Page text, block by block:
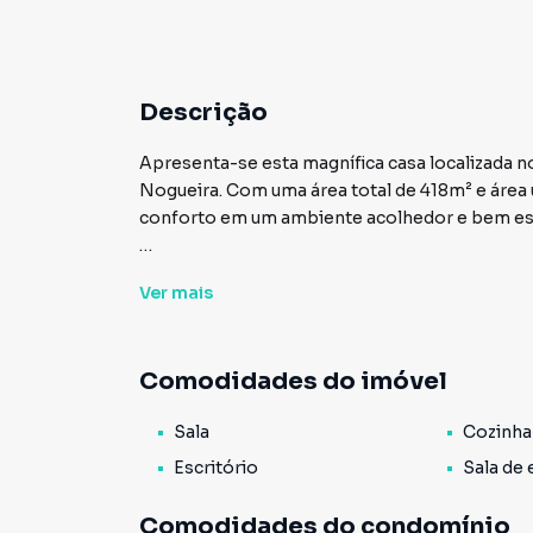
Descrição
Apresenta-se esta magnífica casa localizada
Nogueira. Com uma área total de 418m² e
conforto em um ambiente acolhedor e bem
conta com uma sala espaçosa, cozinha,
As comodidades deste imóvel incluem uma
venda por R$ 870.000, um excelente
localizado.
Não perca a oportunidade de conhecer
Ver mais
Comodidades do imóvel
Sala Cozinha
Escritório
Sala de
Comodidades do condomínio